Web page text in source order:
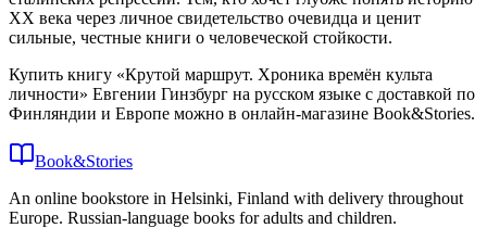
XX века через личное свидетельство очевидца и ценит
сильные, честные книги о человеческой стойкости.
Купить книгу «Крутой маршрут. Хроника времён культа
личности» Евгении Гинзбург на русском языке с доставкой по
Финляндии и Европе можно в онлайн-магазине Book&Stories.
Book&Stories
An online bookstore in Helsinki, Finland with delivery throughout
Europe. Russian-language books for adults and children.